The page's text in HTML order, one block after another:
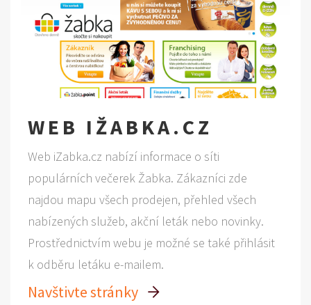
WEB IŽABKA.CZ
Web iZabka.cz nabízí informace o síti
populárních večerek Žabka. Zákazníci zde
najdou mapu všech prodejen, přehled všech
nabízených služeb, akční leták nebo novinky.
Prostřednictvím webu je možné se také přihlásit
k odběru letáku e-mailem.
Navštivte stránky